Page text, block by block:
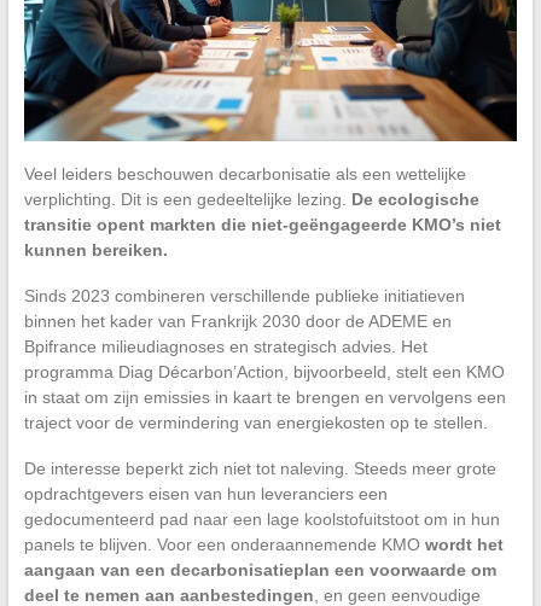
Veel leiders beschouwen decarbonisatie als een wettelijke
verplichting. Dit is een gedeeltelijke lezing. De ecologische
transitie opent markten die niet-geëngageerde KMO’s niet
kunnen bereiken.
Sinds 2023 combineren verschillende publieke initiatieven
binnen het kader van Frankrijk 2030 door de ADEME en
Bpifrance milieudiagnoses en strategisch advies. Het
programma Diag Décarbon’Action, bijvoorbeeld, stelt een KMO
in staat om zijn emissies in kaart te brengen en vervolgens een
traject voor de vermindering van energiekosten op te stellen.
De interesse beperkt zich niet tot naleving. Steeds meer grote
opdrachtgevers eisen van hun leveranciers een
gedocumenteerd pad naar een lage koolstofuitstoot om in hun
panels te blijven. Voor een onderaannemende KMO wordt het
aangaan van een decarbonisatieplan een voorwaarde om
deel te nemen aan aanbestedingen, en geen eenvoudige